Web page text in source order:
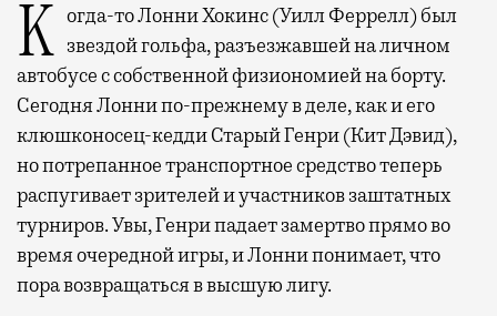
Когда-то Лонни Хокинс (Уилл Феррелл) был звездой гольфа, разъезжавшей на личном
автобусе с собственной физиономией на борту.
Сегодня Лонни по-прежнему в деле, как и его
клюшконосец-кедди Старый Генри (Кит Дэвид),
но потрепанное транспортное средство теперь
распугивает зрителей и участников заштатных
турниров. Увы, Генри падает замертво прямо во
время очередной игры, и Лонни понимает, что
пора возвращаться в высшую лигу.